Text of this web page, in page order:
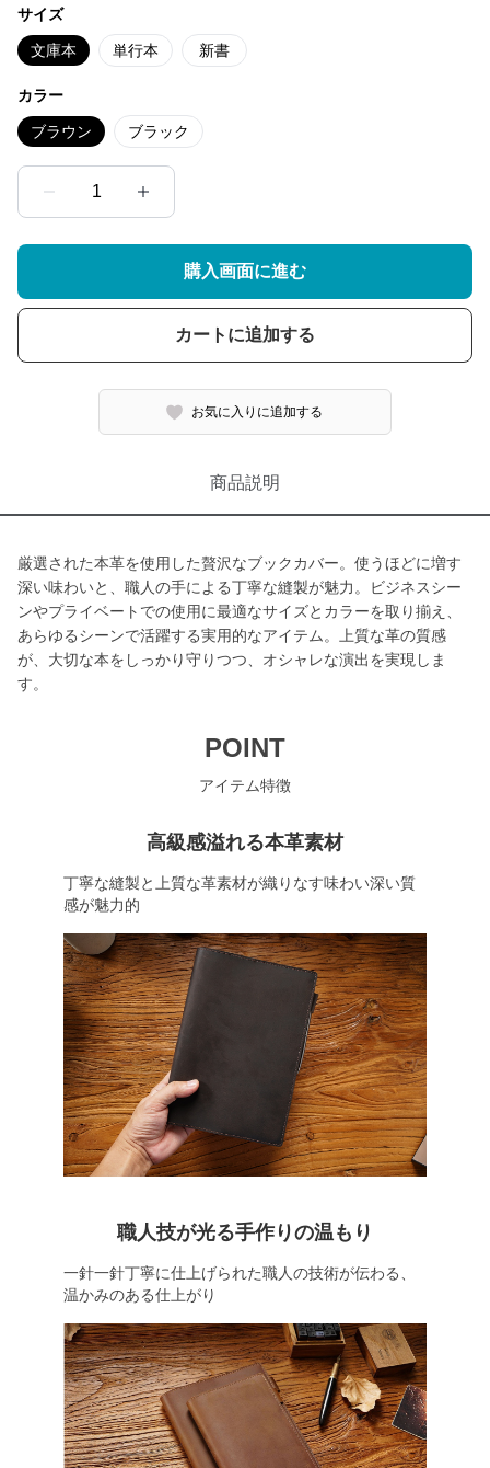
サイズ
文庫本 単行本 新書
カラー
ブラウン ブラック
1
購入画面に進む
カートに追加する
お気に入りに追加する
商品説明
厳選された本革を使用した贅沢なブックカバー。使うほどに増す
深い味わいと、職人の手による丁寧な縫製が魅力。ビジネスシー
ンやプライベートでの使用に最適なサイズとカラーを取り揃え、
あらゆるシーンで活躍する実用的なアイテム。上質な革の質感
が、大切な本をしっかり守りつつ、オシャレな演出を実現しま
す。
POINT
アイテム特徴
高級感溢れる本革素材
丁寧な縫製と上質な革素材が織りなす味わい深い質
感が魅力的
職人技が光る手作りの温もり
一針一針丁寧に仕上げられた職人の技術が伝わる、
温かみのある仕上がり